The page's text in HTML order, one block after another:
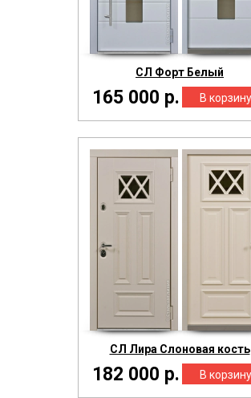
СЛ Форт Белый
165 000 р.
СЛ Лира Слоновая кость
182 000 р.